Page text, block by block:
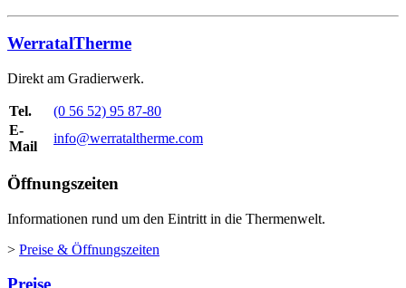
WerratalTherme
Direkt am Gradierwerk.
Tel.
(0 56 52) 95 87-80
E-
Mail
info@werrataltherme.com
Öffnungszeiten
Informationen rund um den Eintritt in die Thermenwelt.
> Preise & Öffnungszeiten
Preise